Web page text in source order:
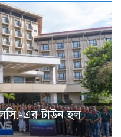
এর টাউন হল